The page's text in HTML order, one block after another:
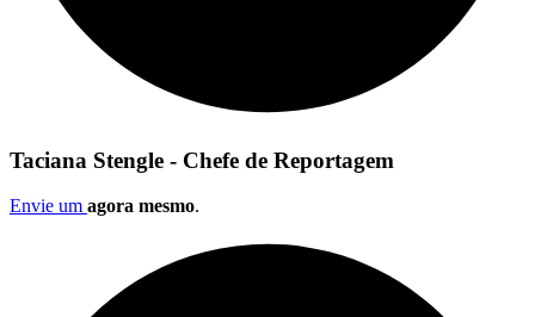
Taciana Stengle - Chefe de Reportagem
Envie um agora mesmo.